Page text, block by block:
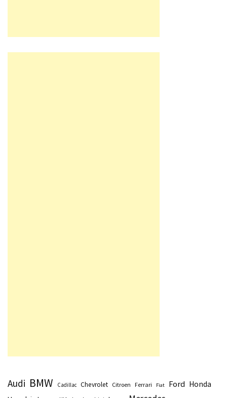
Audi BMW Cadillac Chevrolet Citroen Ferrari Fiat Ford Honda